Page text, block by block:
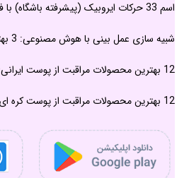
اسم 33 حرکات ایروبیک (پیشرفته باشگاه) با فیلم و نکته
شبیه سازی عمل بینی با هوش مصنوعی: 3 بهترین برنامه و سایت آنلاین
12 بهترین محصولات مراقبت از پوست ایرانی+ بهترین برندها
12 بهترین محصولات مراقبت از پوست کره ای+ نکات کاربردی